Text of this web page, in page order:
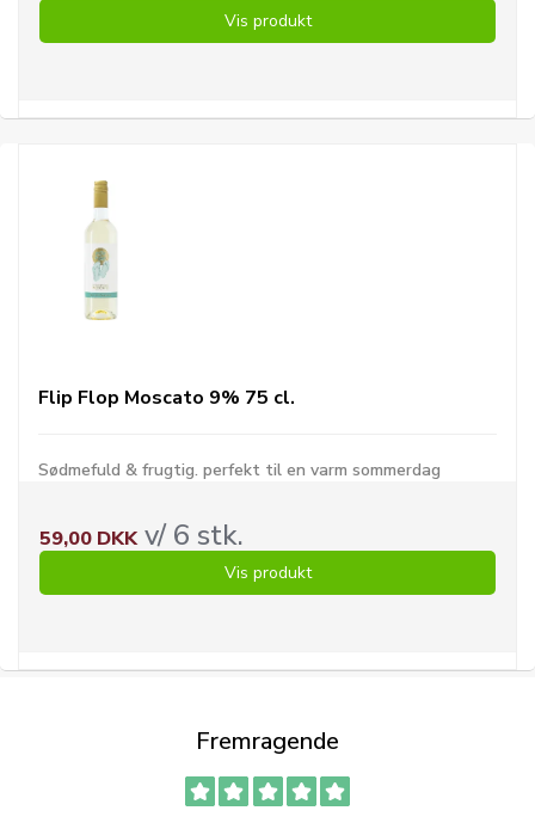
Vis produkt
Flip Flop Moscato 9% 75 cl.
Sødmefuld & frugtig. perfekt til en varm sommerdag
59,00 DKKv/ 6 stk.
Vis produkt
Fremragende